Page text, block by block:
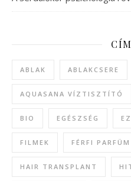
ABLAK ABLAKCSERE
AQUASANA VÍZTISZTÍTÓ
BIO EGÉSZSÉG
FILMEK FÉRFI PARFÜM
HAIR TRANSPLANT